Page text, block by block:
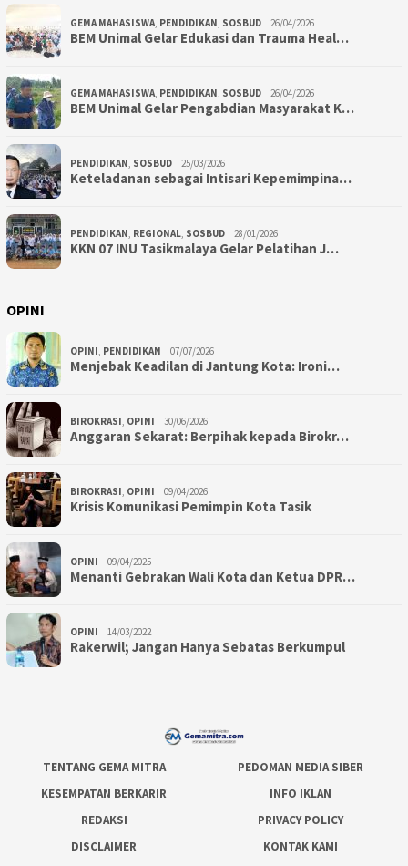
GEMA MAHASISWA PENDIDIKAN SOSBUD 26/04/2026
BEM Unimal Gelar Edukasi dan Trauma Heal…
GEMA MAHASISWA PENDIDIKAN SOSBUD 26/04/2026
BEM Unimal Gelar Pengabdian Masyarakat K…
PENDIDIKAN SOSBUD 25/03/2026
Keteladanan sebagai Intisari Kepemimpina…
PENDIDIKAN REGIONAL SOSBUD 28/01/2026
KKN 07 INU Tasikmalaya Gelar Pelatihan J…
OPINI
OPINI PENDIDIKAN 07/07/2026
Menjebak Keadilan di Jantung Kota: Ironi…
BIROKRASI OPINI 30/06/2026
Anggaran Sekarat: Berpihak kepada Birokr…
BIROKRASI OPINI 09/04/2026
Krisis Komunikasi Pemimpin Kota Tasik
OPINI 09/04/2025
Menanti Gebrakan Wali Kota dan Ketua DPR…
OPINI 14/03/2022
Rakerwil; Jangan Hanya Sebatas Berkumpul
TENTANG GEMA MITRA
PEDOMAN MEDIA SIBER
KESEMPATAN BERKARIR
INFO IKLAN
REDAKSI
PRIVACY POLICY
DISCLAIMER
KONTAK KAMI